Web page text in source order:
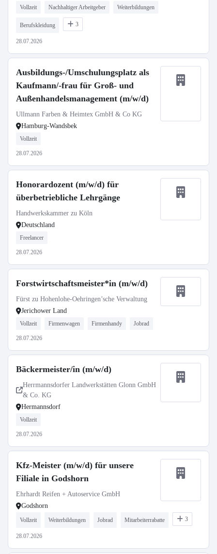
Vollzeit Nachhaltiger Arbeitgeber Weiterbildungen
Berufskleidung 3
28.07.2026
Ausbildungs-/Umschulungsplatz als
Kaufmann/-frau für Groß- und
Außenhandelsmanagement (m/w/d)
Ullmann Farben & Heimtex GmbH & Co KG
Hamburg-Wandsbek
Vollzeit
28.07.2026
Honorardozent (m/w/d) für
überbetriebliche Lehrgänge
Handwerkskammer zu Köln
Deutschland
Freelancer
28.07.2026
Forstwirtschaftsmeister*in (m/w/d)
Fürst zu Hohenlohe-Oehringen’sche Verwaltung
Jerichower Land
Vollzeit Firmenwagen Firmenhandy Jobrad
28.07.2026
Bäckermeister/in (m/w/d)
Herrmannsdorfer Landwerkstätten Glonn GmbH
& Co. KG
Hermannsdorf
Vollzeit
28.07.2026
Kfz-Meister (m/w/d) für unsere
Filiale in Godshorn
Ehrhardt Reifen + Autoservice GmbH
Godshorn
Vollzeit Weiterbildungen Jobrad Mitarbeiterrabatte 3
28.07.2026